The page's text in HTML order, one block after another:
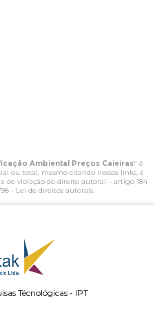
Ambiental Preços Caieiras" é
ou total, mesmo citando nossos links, é
de violação de direito autoral – artigo 184
98 - Lei de direitos autorais.
Técnológicas - IPT